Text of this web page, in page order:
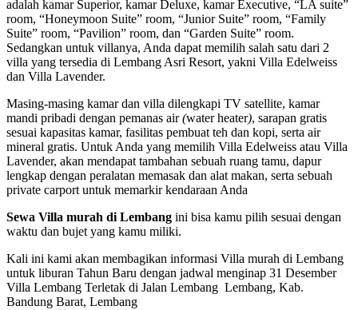
adalah kamar Superior, kamar Deluxe, kamar Executive, “LA suite”
room, “Honeymoon Suite” room, “Junior Suite” room, “Family
Suite” room, “Pavilion” room, dan “Garden Suite” room.
Sedangkan untuk villanya, Anda dapat memilih salah satu dari 2
villa yang tersedia di Lembang Asri Resort, yakni Villa Edelweiss
dan Villa Lavender.
Masing-masing kamar dan villa dilengkapi TV satellite, kamar
mandi pribadi dengan pemanas air(water heater), sarapan gratis
sesuai kapasitas kamar, fasilitas pembuat teh dan kopi, serta air
mineral gratis. Untuk Anda yang memilih Villa Edelweiss atau Villa
Lavender, akan mendapat tambahan sebuah ruang tamu, dapur
lengkap dengan peralatan memasak dan alat makan, serta sebuah
private carport untuk memarkir kendaraan Anda
Sewa Villa murah di Lembang ini bisa kamu pilih sesuai dengan
waktu dan bujet yang kamu miliki.
Kali ini kami akan membagikan informasi Villa murah di Lembang
untuk liburan Tahun Baru dengan jadwal menginap 31 Desember
Villa Lembang Terletak di Jalan Lembang Lembang, Kab.
Bandung Barat, Lembang